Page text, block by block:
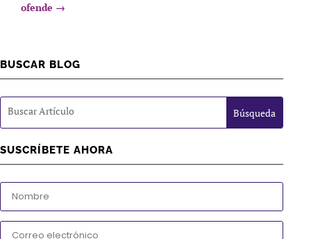
ofende →
BUSCAR BLOG
SUSCRÍBETE AHORA